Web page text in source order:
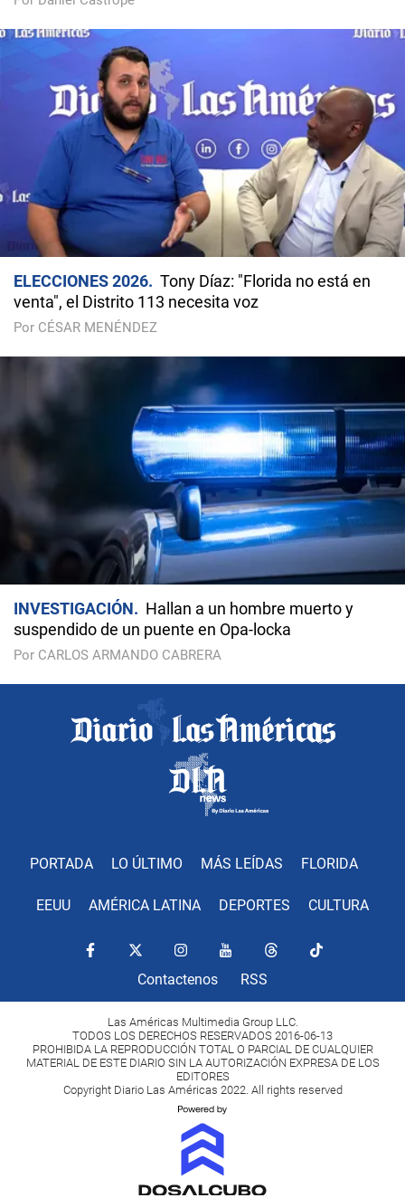
ELECCIONES 2026
Tony Díaz: "Florida no está en
venta", el Distrito 113 necesita voz
Por CÉSAR MENÉNDEZ
INVESTIGACIÓN
Hallan a un hombre muerto y
suspendido de un puente en Opa-locka
Por CARLOS ARMANDO CABRERA
PORTADA LO ÚLTIMO MÁS LEÍDAS FLORIDA
EEUU AMÉRICA LATINA DEPORTES CULTURA
Contactenos RSS
Las Américas Multimedia Group LLC.
TODOS LOS DERECHOS RESERVADOS 2016-06-13
PROHIBIDA LA REPRODUCCIÓN TOTAL O PARCIAL DE CUALQUIER
MATERIAL DE ESTE DIARIO SIN LA AUTORIZACIÓN EXPRESA DE LOS
EDITORES
Copyright Diario Las Américas 2022. All rights reserved